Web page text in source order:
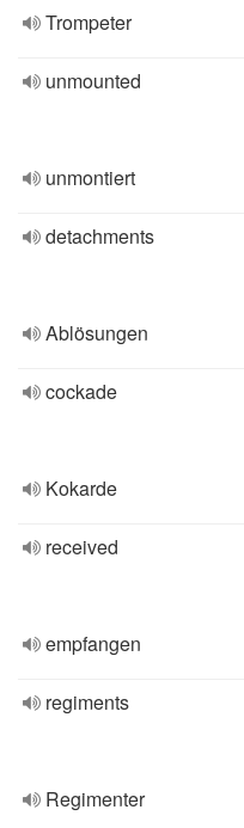
Trompeter
unmounted
unmontiert
detachments
Ablösungen
cockade
Kokarde
received
empfangen
regiments
Regimenter